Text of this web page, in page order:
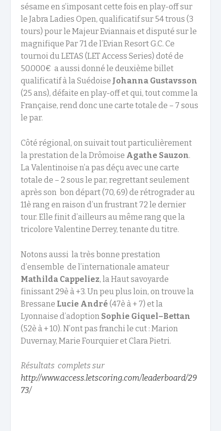
sésame en s’imposant cette fois en play-off sur
le Jabra Ladies Open, qualificatif sur 54 trous (3
tours) pour le Majeur Eviannais et disputé sur le
magnifique Par 71 de l’Evian Resort G.C. Ce
tournoi du LETAS (LET Access Series) doté de
50.000€ a aussi donné le deuxième billet
qualificatif à la Suédoise Johanna Gustavsson
(25 ans), défaite en play-off et qui, tout comme la
Française, rend donc une carte totale de – 7 sous
le par.
Côté régional, on suivait tout particulièrement
la prestation de la Drômoise Agathe Sauzon.
La Valentinoise n’a pas déçu avec une carte
totale de – 2 sous le par, regrettant seulement
après son bon départ (70, 69) de rétrograder au
11è rang en raison d’un frustrant 72 le dernier
tour. Elle finit d’ailleurs au même rang que la
tricolore Valentine Derrey, tenante du titre.
Notons aussi la très bonne prestation
d’ensemble de l’internationale amateur
Mathilda Cappeliez, la Haut savoyarde
finissant 29è à +3. Un peu plus loin, on trouve la
Bressane Lucie André (47è à + 7) et la
Lyonnaise d’adoption Sophie Giquel–Bettan
(52è à + 10). N’ont pas franchi le cut : Marion
Duvernay, Marie Fourquier et Clara Pietri.
Résultats complets sur
http://www.access.letscoring.com/leaderboard/29
73/